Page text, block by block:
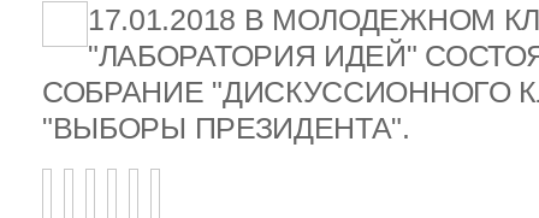
17.01.2018 В МОЛОДЕЖНОМ
"ЛАБОРАТОРИЯ ИДЕЙ"
СОБРАНИЕ "ДИСКУССИОННОГО
"ВЫБОРЫ ПРЕЗИДЕНТА".